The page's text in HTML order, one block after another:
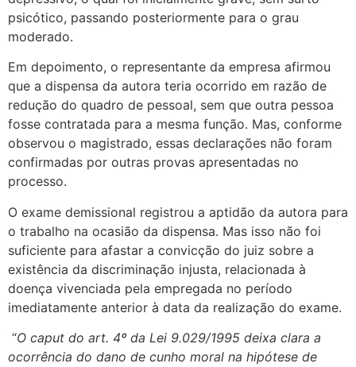
psicótico, passando posteriormente para o grau
moderado.
Em depoimento, o representante da empresa afirmou
que a dispensa da autora teria ocorrido em razão de
redução do quadro de pessoal, sem que outra pessoa
fosse contratada para a mesma função. Mas, conforme
observou o magistrado, essas declarações não foram
confirmadas por outras provas apresentadas no
processo.
O exame demissional registrou a aptidão da autora para
o trabalho na ocasião da dispensa. Mas isso não foi
suficiente para afastar a convicção do juiz sobre a
existência da discriminação injusta, relacionada à
doença vivenciada pela empregada no período
imediatamente anterior à data da realização do exame.
“O caput do art. 4º da Lei 9.029/1995 deixa clara a
ocorrência do dano de cunho moral na hipótese de